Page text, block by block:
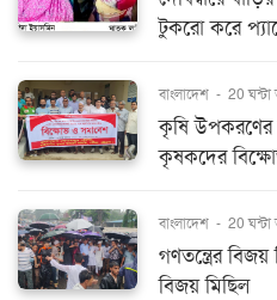
টুকরো করে
বাংলাদেশ - 20
কৃষি উপকরণের
কৃষকদের
বাংলাদেশ - 20
গণতন্ত্রের
বিজয় মিছিল